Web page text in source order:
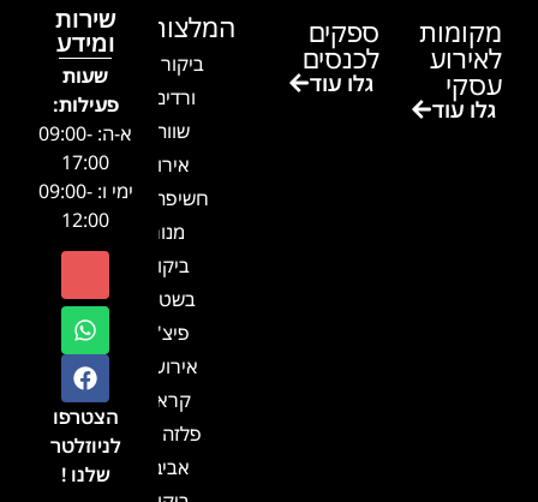
מקומות
לאירוע
עסקי
גלו עוד
ספקים
לכנסים
גלו עוד
המלצות
ביקור בגן
ורדים –
שווה!!
אירוע
חשיפה- זיו
מנור
ביקור
בשטח-
פיצ'ר
אירועים
קראון
פלזה תל
אביב-
שירות
ומידע
שעות
פעילות:
א-ה: 09:00-
17:00
ימי ו: 09:00-
12:00
הצטרפו
לניוזלטר
שלנו !